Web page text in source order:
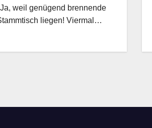
weil genügend brennende
liegen! Viermal…